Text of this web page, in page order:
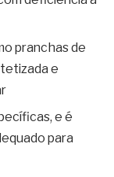
pranchas de
e
e é
para